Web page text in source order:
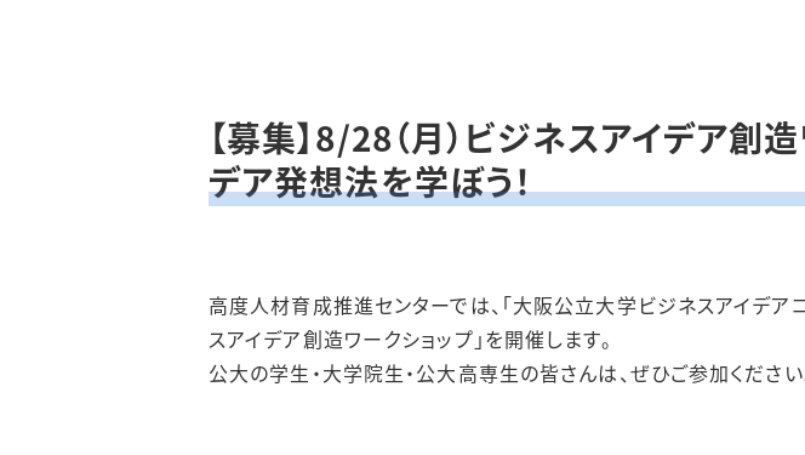
【募集】8/28（月）ビジネスアイデア
デア発想法を学ぼう！
高度人材育成推進センターでは、「大阪公立大学ビジネスアイデア
スアイデア創造ワークショップ」を開催します。
公大の学生・大学院生・公大高専生の皆さんは、ぜひご参加ください